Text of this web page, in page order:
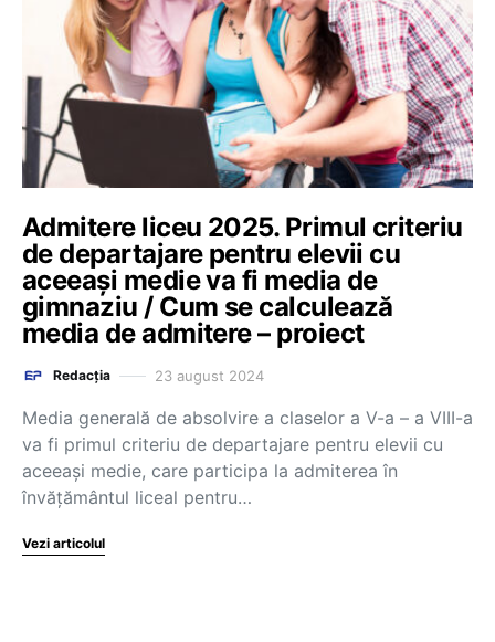
Admitere liceu 2025. Primul criteriu
de departajare pentru elevii cu
aceeași medie va fi media de
gimnaziu / Cum se calculează
media de admitere – proiect
Redacția 23 august 2024
Media generală de absolvire a claselor a V-a – a VIII-a
va fi primul criteriu de departajare pentru elevii cu
aceeași medie, care participa la admiterea în
învăţământul liceal pentru…
Vezi articolul